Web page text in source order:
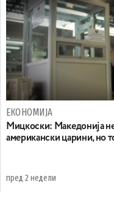
ЕКОНОМИЈА
Мицкоски: Македонија
американски царини, но
пред 2 недели